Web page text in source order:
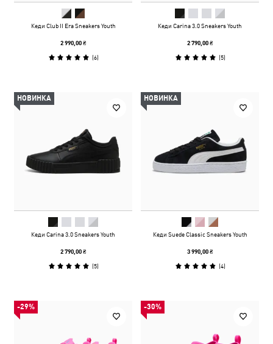
Кеди Club II Era Sneakers Youth
2 990,00 ₴
(6)
Кеди Carina 3.0 Sneakers Youth
2 790,00 ₴
(5)
НОВИНКА
Кеди Carina 3.0 Sneakers Youth
2 790,00 ₴
(5)
НОВИНКА
Кеди Suede Classic Sneakers Youth
3 990,00 ₴
(4)
-29% -30%